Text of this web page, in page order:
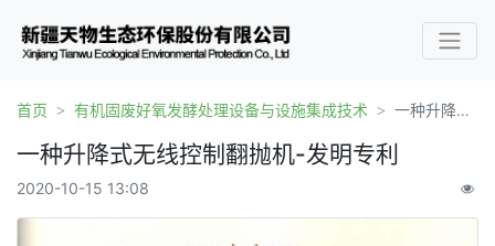
首页 有机固废好氧发酵处理设备与设施集成技术 一种升降式无线控制翻抛机-发明专利
一种升降式无线控制翻抛机-发明专利
2020-10-15 13:08